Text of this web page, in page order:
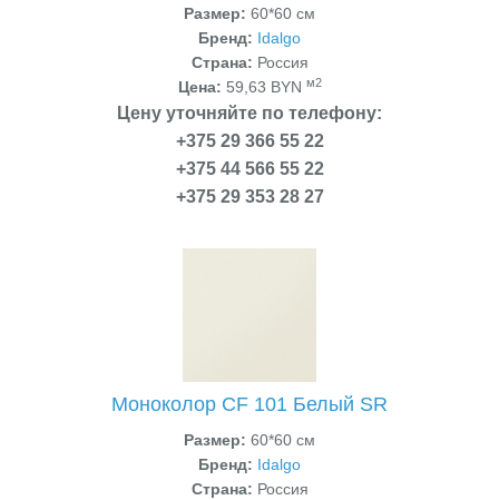
Размер: 60*60 см
Бренд: Idalgo
Страна: Россия
Цена: 59,63 BYN м2
Цену уточняйте по телефону:
+375 29 366 55 22
+375 44 566 55 22
+375 29 353 28 27
Моноколор CF 101 Белый SR
Размер: 60*60 см
Бренд: Idalgo
Страна: Россия